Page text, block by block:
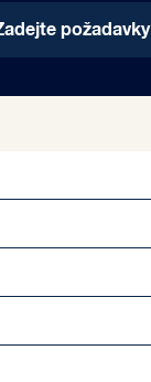
požadavky